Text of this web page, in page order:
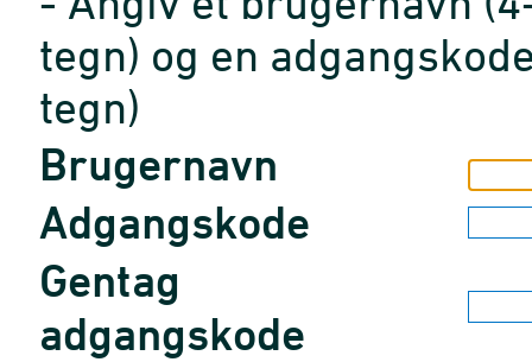
tegn) og en
tegn)
Brugernavn
Adgangskode
Gentag
adgangskode